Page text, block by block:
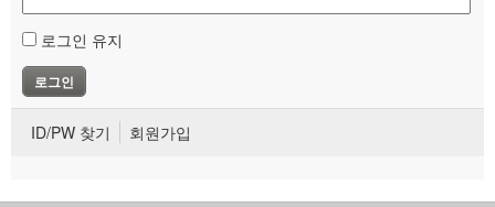
로그인 유지
ID/PW 찾기 회원가입